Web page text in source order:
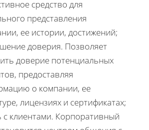
средство для
представления
ее истории, достижений;
доверия. Позволяет
доверие потенциальных
предоставляя
о компании, ее
лицензиях и сертификатах;
с клиентами. Корпоративный